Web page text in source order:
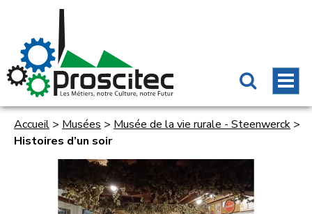
Accueil > Musées > Musée de la vie rurale - Steenwerck >
Histoires d’un soir